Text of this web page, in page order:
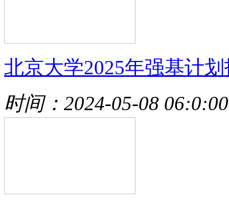
北京大学2025年强基计
时间：2024-05-08 06:0:00